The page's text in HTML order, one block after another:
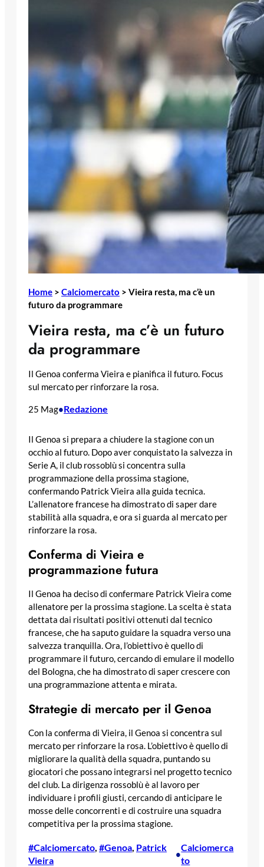
Home > Calciomercato > Vieira resta, ma c’è un
futuro da programmare
Vieira resta, ma c’è un futuro
da programmare
Il Genoa conferma Vieira e pianifica il futuro. Focus
sul mercato per rinforzare la rosa.
25 Mag•Redazione
Il Genoa si prepara a chiudere la stagione con un
occhio al futuro. Dopo aver conquistato la salvezza in
Serie A, il club rossoblù si concentra sulla
programmazione della prossima stagione,
confermando Patrick Vieira alla guida tecnica.
L’allenatore francese ha dimostrato di saper dare
stabilità alla squadra, e ora si guarda al mercato per
rinforzare la rosa.
Conferma di Vieira e
programmazione futura
Il Genoa ha deciso di confermare Patrick Vieira come
allenatore per la prossima stagione. La scelta è stata
dettata dai risultati positivi ottenuti dal tecnico
francese, che ha saputo guidare la squadra verso una
salvezza tranquilla. Ora, l’obiettivo è quello di
programmare il futuro, cercando di emulare il modello
del Bologna, che ha dimostrato di saper crescere con
una programmazione attenta e mirata.
Strategie di mercato per il Genoa
Con la conferma di Vieira, il Genoa si concentra sul
mercato per rinforzare la rosa. L’obiettivo è quello di
migliorare la qualità della squadra, puntando su
giocatori che possano integrarsi nel progetto tecnico
del club. La dirigenza rossoblù è al lavoro per
individuare i profili giusti, cercando di anticipare le
mosse delle concorrenti e di costruire una squadra
competitiva per la prossima stagione.
#Calciomercato, #Genoa, Patrick
Vieira
•
Calciomerca
to